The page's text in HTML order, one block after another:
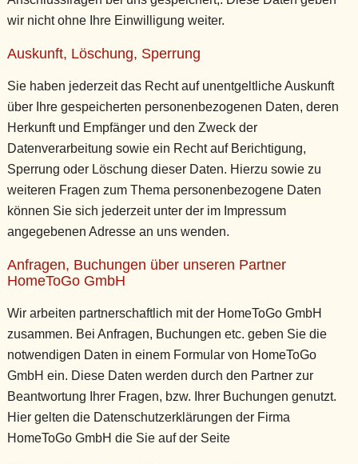
wir nicht ohne Ihre Einwilligung weiter.
Auskunft, Löschung, Sperrung
Sie haben jederzeit das Recht auf unentgeltliche Auskunft
über Ihre gespeicherten personenbezogenen Daten, deren
Herkunft und Empfänger und den Zweck der
Datenverarbeitung sowie ein Recht auf Berichtigung,
Sperrung oder Löschung dieser Daten. Hierzu sowie zu
weiteren Fragen zum Thema personenbezogene Daten
können Sie sich jederzeit unter der im Impressum
angegebenen Adresse an uns wenden.
Anfragen, Buchungen über unseren Partner
HomeToGo GmbH
Wir arbeiten partnerschaftlich mit der HomeToGo GmbH
zusammen. Bei Anfragen, Buchungen etc. geben Sie die
notwendigen Daten in einem Formular von HomeToGo
GmbH ein. Diese Daten werden durch den Partner zur
Beantwortung Ihrer Fragen, bzw. Ihrer Buchungen genutzt.
Hier gelten die Datenschutzerklärungen der Firma
HomeToGo GmbH die Sie auf der Seite